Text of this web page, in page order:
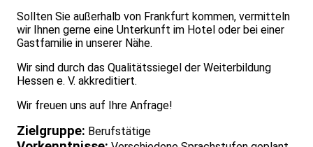
Sollten Sie außerhalb von Frankfurt kommen, vermitteln
wir Ihnen gerne eine Unterkunft im Hotel oder bei einer
Gastfamilie in unserer Nähe.
Wir sind durch das Qualitätssiegel der Weiterbildung
Hessen e. V. akkreditiert.
Wir freuen uns auf Ihre Anfrage!
Zielgruppe: Berufstätige